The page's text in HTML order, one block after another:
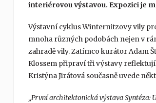
interiérovou výstavou. Expozici je
Výstavní cyklus Winternitzovy vily
mnoha různých podobách nejen v
zahradě vily. Zatímco kurátor Adam
Klossem připraví tři výstavy
Kristýna Jirátová současně uvede
„První architektonická výstava Syntéza: